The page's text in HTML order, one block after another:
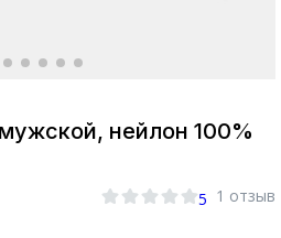
нейлон 100%
5 1 отзыв